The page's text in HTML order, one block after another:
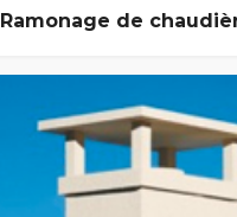
Ramonage de